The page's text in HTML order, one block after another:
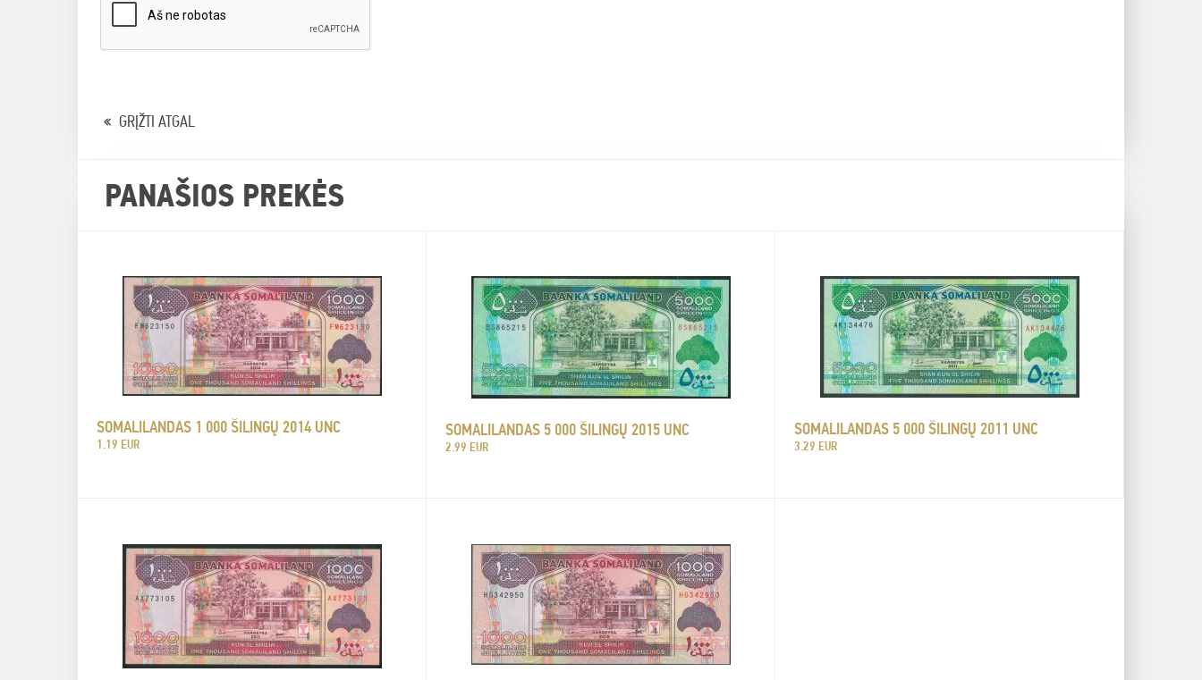
GRĮŽTI ATGAL
PANAŠIOS PREKĖS
SOMALILANDAS 1 000 ŠILINGŲ 2014 UNC
1.19 EUR
SOMALILANDAS 5 000 ŠILINGŲ 2015 UNC
2.99 EUR
SOMALILANDAS 5 000 ŠILINGŲ 2011 UNC
3.29 EUR